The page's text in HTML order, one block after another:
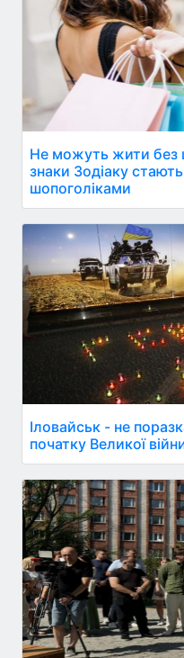
Не можуть жити без
знаки Зодіаку
шопоголіками
Іловайськ - не
початку Великої